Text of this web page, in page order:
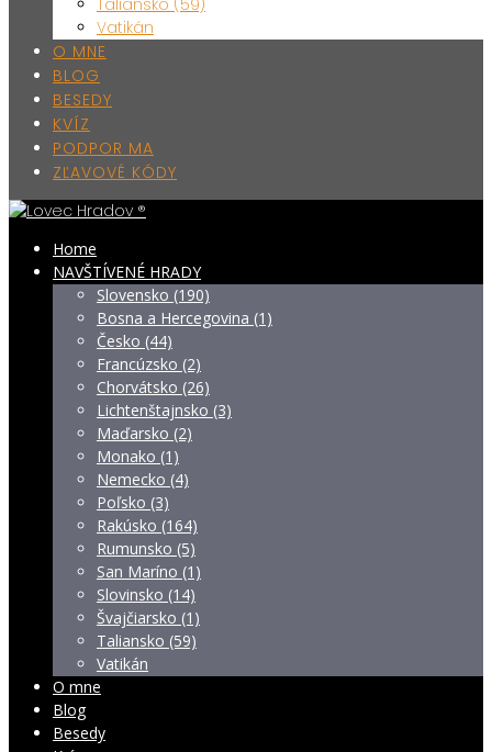
Taliansko (59)
Vatikán
O MNE
BLOG
BESEDY
KVÍZ
PODPOR MA
ZĽAVOVÉ KÓDY
Home
NAVŠTÍVENÉ HRADY
Slovensko (190)
Bosna a Hercegovina (1)
Česko (44)
Francúzsko (2)
Chorvátsko (26)
Lichtenštajnsko (3)
Maďarsko (2)
Monako (1)
Nemecko (4)
Poľsko (3)
Rakúsko (164)
Rumunsko (5)
San Maríno (1)
Slovinsko (14)
Švajčiarsko (1)
Taliansko (59)
Vatikán
O mne
Blog
Besedy